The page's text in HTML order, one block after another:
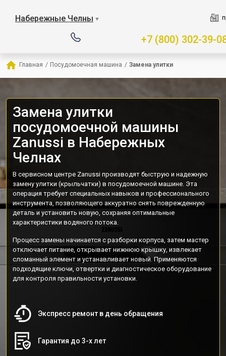
Набережные Челны ▼
+7 (800) 302-39-
Главная / Посудомоечная машина / Замена улитки
Замена улитки
посудомоечной машины
Zanussi в Набережных
Челнах
В сервисном центре Zanussi производят быструю и надежную
замену улитки (крыльчатки) в посудомоечной машине. Эта
операция требует специальных навыков и профессионального
инструмента, позволяющего аккуратно снять поврежденную
деталь и установить новую, сохраняя оптимальные
характеристики водяного потока.
Процесс замены начинается с разборки корпуса, затем мастер
отключает питание, открывает нижнюю крышку, извлекает
сломанный элемент и устанавливает новый. Применяются
подходящие ключи, отвертки и диагностическое оборудование
для контроля правильности установки.
Экспресс ремонт в день обращения
Гарантия до 3-х лет